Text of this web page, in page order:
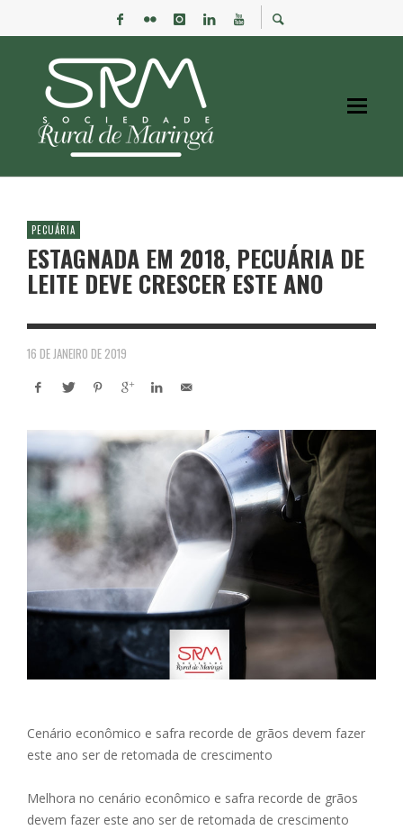
PECUÁRIA
ESTAGNADA EM 2018, PECUÁRIA DE
LEITE DEVE CRESCER ESTE ANO
16 DE JANEIRO DE 2019
Cenário econômico e safra recorde de grãos devem fazer
este ano ser de retomada de crescimento
Melhora no cenário econômico e safra recorde de grãos
devem fazer este ano ser de retomada de crescimento